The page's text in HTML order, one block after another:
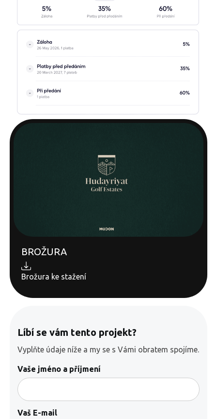
BROŽURA
Brožura ke stažení
Líbí se vám tento projekt?
Vyplňte údaje níže a my se s Vámi obratem spojíme.
Vaše jméno a příjmení
Vaš E-mail